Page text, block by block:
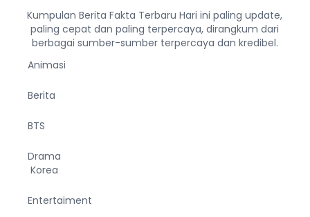
Kumpulan Berita Fakta Terbaru Hari ini paling update,
paling cepat dan paling terpercaya, dirangkum dari
berbagai sumber-sumber terpercaya dan kredibel.
Animasi
Berita
BTS
Drama
Korea
Entertaiment